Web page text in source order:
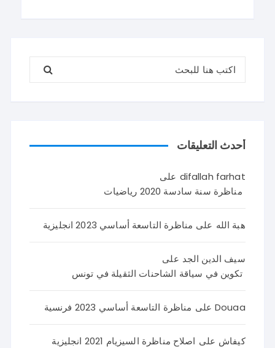
البحث عن:
أحدث التعليقات
difallah farhat على
مناظرة سنة سادسة 2020 رياضيات
هبة الله على مناظرة التاسعة أساسي 2023 انجليزية
سيف الدين الجد على
تكوين في سياقة الشاحنات الثقيلة في تونس
Douaa على مناظرة التاسعة أساسي 2023 فرنسية
كيفاش على اصلاح مناظرة السيزيام 2021 انجليزية